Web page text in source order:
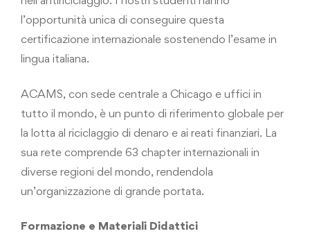
l’opportunità unica di conseguire questa
certificazione internazionale sostenendo l’esame in
lingua italiana.
ACAMS, con sede centrale a Chicago e uffici in
tutto il mondo, è un punto di riferimento globale per
la lotta al riciclaggio di denaro e ai reati finanziari. La
sua rete comprende 63 chapter internazionali in
diverse regioni del mondo, rendendola
un’organizzazione di grande portata.
Formazione e Materiali Didattici